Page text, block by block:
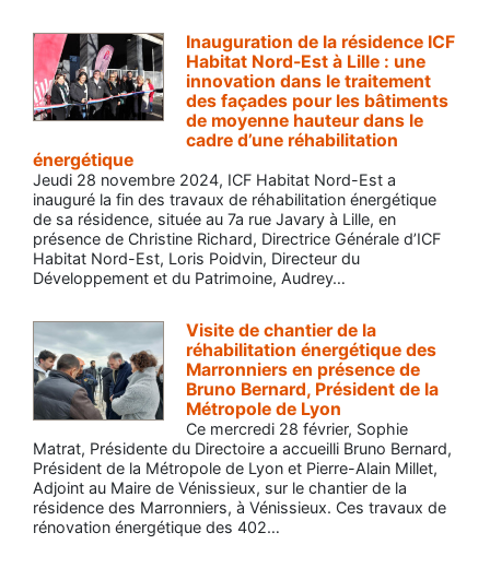
Inauguration de la résidence ICF
Habitat Nord-Est à Lille : une
innovation dans le traitement
des façades pour les bâtiments
de moyenne hauteur dans le
cadre d’une réhabilitation
énergétique
Jeudi 28 novembre 2024, ICF Habitat Nord-Est a
inauguré la fin des travaux de réhabilitation énergétique
de sa résidence, située au 7a rue Javary à Lille, en
présence de Christine Richard, Directrice Générale d’ICF
Habitat Nord-Est, Loris Poidvin, Directeur du
Développement et du Patrimoine, Audrey…
Visite de chantier de la
réhabilitation énergétique des
Marronniers en présence de
Bruno Bernard, Président de la
Métropole de Lyon
Ce mercredi 28 février, Sophie
Matrat, Présidente du Directoire a accueilli Bruno Bernard,
Président de la Métropole de Lyon et Pierre-Alain Millet,
Adjoint au Maire de Vénissieux, sur le chantier de la
résidence des Marronniers, à Vénissieux. Ces travaux de
rénovation énergétique des 402…